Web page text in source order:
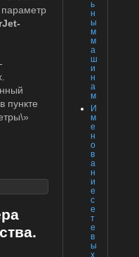
ь
н
ы
м
м
а
ш
и
н
а
м
И
м
е
н
о
в
а
н
и
е
с
е
т
е
в
ы
х
параметр
пункте